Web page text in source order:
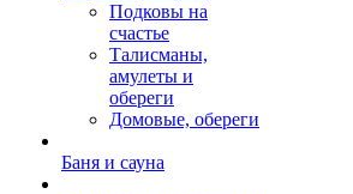
Подковы на
счастье
Талисманы,
амулеты и
обереги
Домовые, обереги
Баня и сауна